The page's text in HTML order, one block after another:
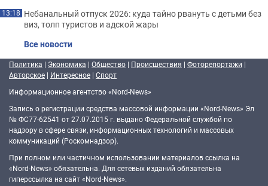
13:18 Небанальный отпуск 2026: куда тайно рвануть с детьми без
виз, толп туристов и адской жары
Все новости
Политика | Экономика | Общество | Происшествия | Фоторепортажи |
Авторское | Интересное | Спорт
Информационное агентство «Nord-News»
Запись о регистрации средства массовой информации «Nord-News» Эл
№ ФС77-62541 от 27.07.2015 г. выдано Федеральной службой по
надзору в сфере связи, информационных технологий и массовых
коммуникаций (Роскомнадзор).
При полном или частичном использовании материалов ссылка на
«Nord-News» обязательна. Для сетевых изданий обязательна
гиперссылка на сайт «Nord-News».